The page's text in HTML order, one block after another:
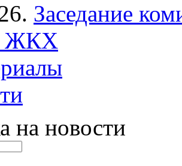
Заседание
ЖКХ
на новости